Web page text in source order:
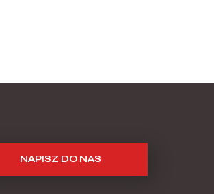
NAPISZ DO NAS